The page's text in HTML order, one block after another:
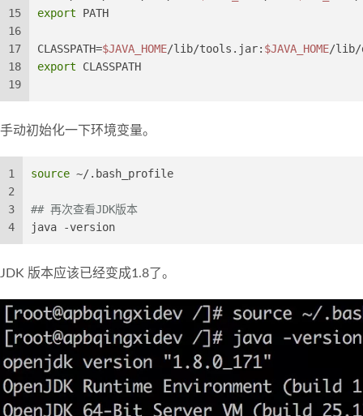
15
16
17
18
19
export PATH
CLASSPATH=$JAVA_HOME/lib/tools.jar: $JAVA_HOME/lib/
export CLASSPATH
手动初始化一下环境变量。
1
2
3
4
source ~/.bash_profile
## 再次查看JDK版本
java -version
JDK 版本应该已经变成1.8了。